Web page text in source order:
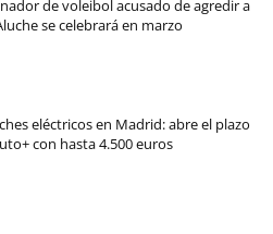
de voleibol acusado de agredir a
se celebrará en marzo
eléctricos en Madrid: abre el plazo
con hasta 4.500 euros